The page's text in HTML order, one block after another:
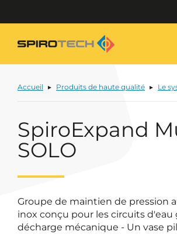
Accueil Produits de haute qualité Le
SpiroExpand
SOLO
Groupe de maintien de pression
inox conçu pour les circuits d'eau
décharge mécanique - Un vase